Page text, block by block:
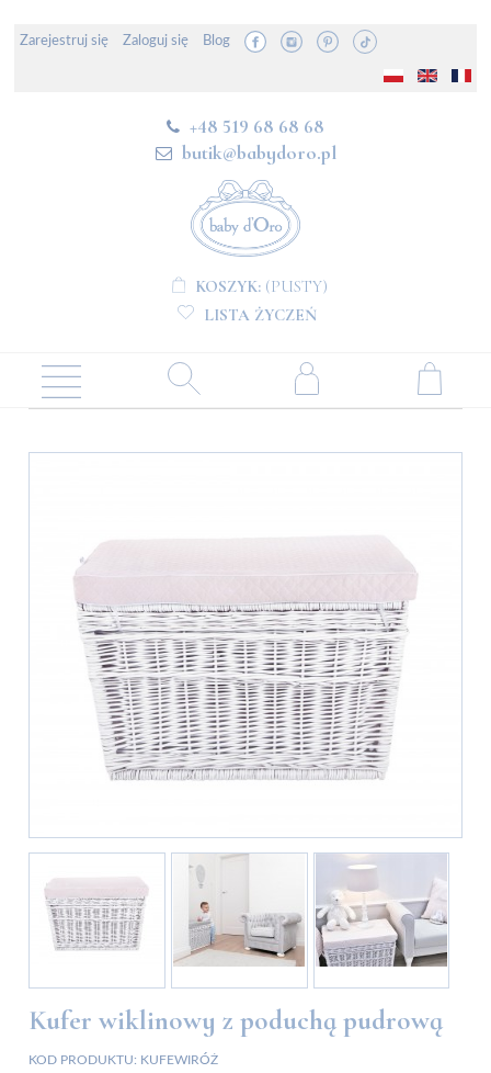
Zarejestruj się Zaloguj się Blog
+48 519 68 68 68
butik@babydoro.pl
KOSZYK: (PUSTY)
LISTA ŻYCZEŃ
Kufer wiklinowy z poduchą pudrową
KOD PRODUKTU: KUFEWIRÓŻ